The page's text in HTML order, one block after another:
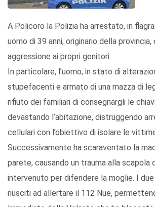
A Policoro la Polizia ha arrestato, in
uomo di 39 anni, originario della
aggressione ai propri genitori.
In particolare, l’uomo, in stato di
stupefacenti e armato di una mazza di
rifiuto dei familiari di consegnargli le
devastando l’abitazione, distruggendo
cellulari con l’obiettivo di isolare le
Successivamente ha scaraventato la
parete, causando un trauma alla scapola
intervenuto per difendere la moglie. I
riusciti ad allertare il 112 Nue,